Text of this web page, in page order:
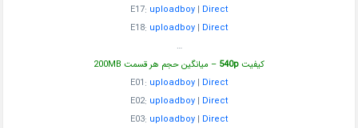
E17: uploadboy| Direct
E18: uploadboy| Direct
…
کیفیت540p – میانگین حجم هر قسمت 200MB
E01: uploadboy| Direct
E02: uploadboy| Direct
E03: uploadboy| Direct